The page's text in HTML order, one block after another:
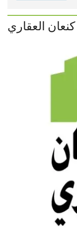
كنعان العقاري